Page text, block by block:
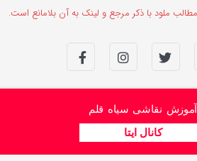
ملود با ذکر مرجع و لینک به آن بلامانع است.
آموزش نقاشی سیاه قلم
کانال ایتا